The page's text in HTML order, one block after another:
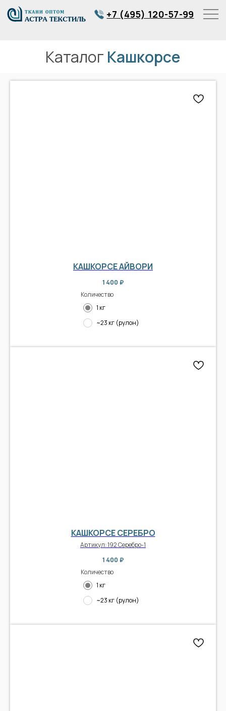
+7 (495) 120-57-99
Каталог Кашкорсе
КАШКОРСЕ АЙВОРИ
1 400 ₽
Количество
1 кг
~23 кг (рулон)
КАШКОРСЕ СЕРЕБРО
Артикул:192 Серебро-1
1 400 ₽
Количество
1 кг
~23 кг (рулон)